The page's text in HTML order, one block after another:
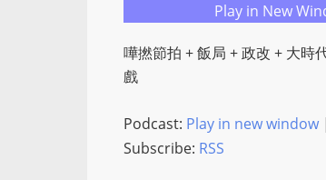
Play in New
嘩撚節拍 + 飯局 + 政改 + 大時
戲
Podcast: Play in new window|
Subscribe: RSS